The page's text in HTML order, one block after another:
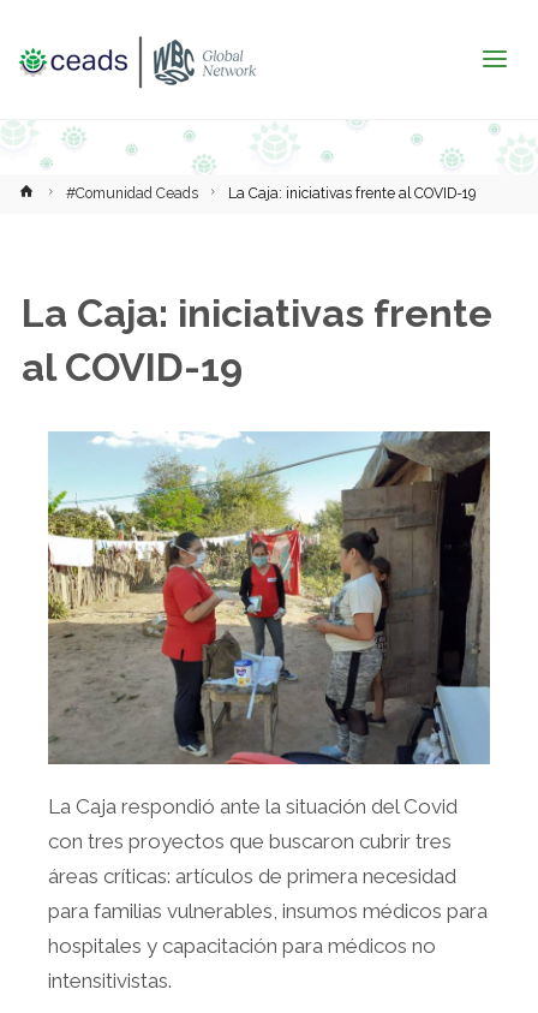
Inicio#Comunidad Ceads La Caja: iniciativas frente al COVID-19
La Caja: iniciativas frente
al COVID-19
La Caja respondió ante la situación del Covid
con tres proyectos que buscaron cubrir tres
áreas críticas: artículos de primera necesidad
para familias vulnerables, insumos médicos para
hospitales y capacitación para médicos no
intensitivistas.